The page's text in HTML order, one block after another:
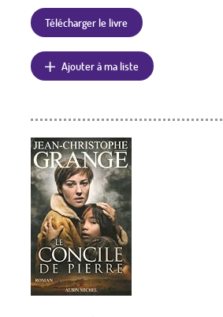
Télécharger le livre
Ajouter à ma liste